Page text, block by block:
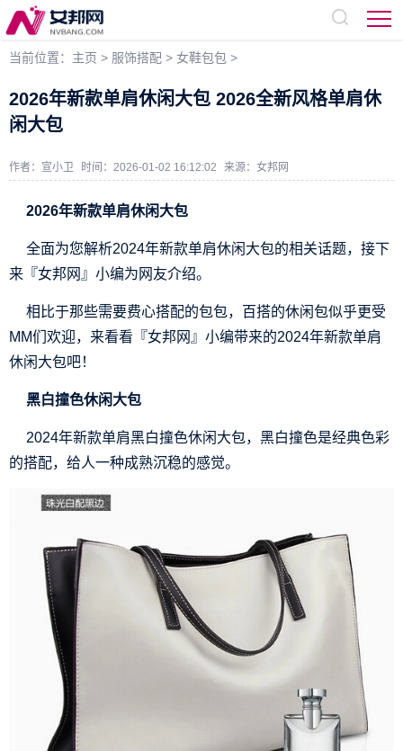
当前位置： 主页 > 服饰搭配 > 女鞋包包 >
2026年新款单肩休闲大包 2026全新风格单肩休
闲大包
作者：宣小卫 时间：2026-01-02 16:12:02 来源： 女邦网
2026年新款单肩休闲大包
全面为您解析2024年新款单肩休闲大包的相关话题，接下
来『女邦网』小编为网友介绍。
相比于那些需要费心搭配的包包，百搭的休闲包似乎更受
MM们欢迎，来看看『女邦网』小编带来的2024年新款单肩
休闲大包吧！
黑白撞色休闲大包
2024年新款单肩黑白撞色休闲大包，黑白撞色是经典色彩
的搭配，给人一种成熟沉稳的感觉。